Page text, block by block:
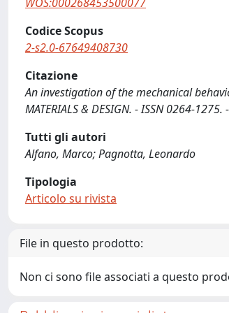
Codice Scopus
2-s2.0-67649408730
Citazione
An investigation of the mechanical
MATERIALS & DESIGN. - ISSN 0264-
Tutti gli autori
Alfano, Marco; Pagnotta, Leonardo
Tipologia
Articolo su rivista
File in questo prodotto:
Non ci sono file associati a questo